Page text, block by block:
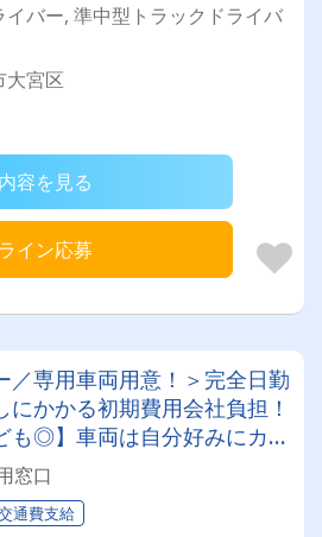
バー, 準中型トラックドライバ
大宮区
容を見る
イン応募
／専用車両用意！＞完全日勤
かかる初期費用会社負担！
も◎】車両は自分好みにカス
代が活躍中！女性ドライバ
手取引先が多数なので、長
！
窓口
通費支給